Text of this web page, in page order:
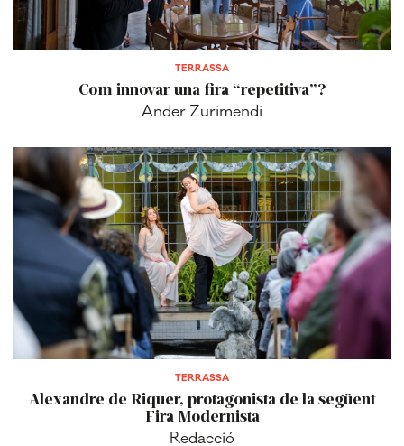
TERRASSA
Com innovar una fira “repetitiva”?
Ander Zurimendi
TERRASSA
Alexandre de Riquer, protagonista de la següent
Fira Modernista
Redacció